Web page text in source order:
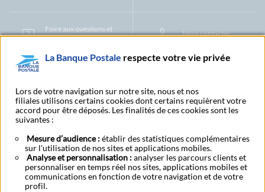
Foire aux questions et
centre d'aide
Nous contacter
Protection des Données à Caractère PersonnelFiliales et partenaires
CookiesGestion des cookiesActualiser vos informations
Contestation et réclamation Coordonnées Centres Financiers
Alertes fraudes et points de vigilance Actualités réglementaires CGU
Aide navigateur et systèmes d'exploitation
Vider le cache de votre navigateurLexique Aide et accessibilité
Accessibilité – Partiellement conforme Espace candidature
BFI - Banque de Financement et d'Investissement
La Banque Postale respecte votre vie privée
Lors de votre navigation sur notre site, nous et nos
filiales utilisons certains cookies dont certains requièrent votre
accord pour être déposés. Les finalités de ces cookies sont les
suivantes :
Mesure d’audience :établir des statistiques complémentaires
sur l'utilisation de nos sites et applications mobiles.
Analyse et personnalisation :analyser les parcours clients et
personnaliser en temps réel nos sites, applications mobiles et
communications en fonction de votre navigation et de votre
profil.